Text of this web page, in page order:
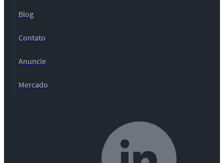
Blog
Contato
Anuncie
Mercado